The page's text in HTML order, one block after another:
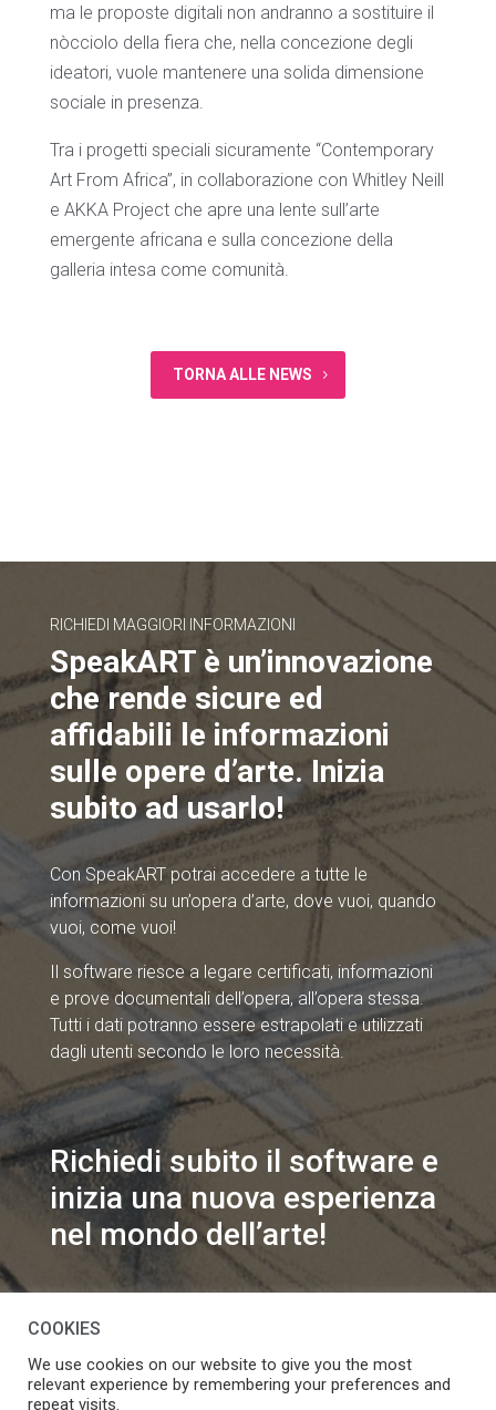
ma le proposte digitali non andranno a sostituire il
nòcciolo della fiera che, nella concezione degli
ideatori, vuole mantenere una solida dimensione
sociale in presenza.
Tra i progetti speciali sicuramente “Contemporary
Art From Africa”, in collaborazione con Whitley Neill
e AKKA Project che apre una lente sull’arte
emergente africana e sulla concezione della
galleria intesa come comunità.
TORNA ALLE NEWS
RICHIEDI MAGGIORI INFORMAZIONI
SpeakART è un’innovazione
che rende sicure ed
affidabili le informazioni
sulle opere d’arte. Inizia
subito ad usarlo!
Con SpeakART potrai accedere a tutte le
informazioni su un’opera d’arte, dove vuoi, quando
vuoi, come vuoi!
Il software riesce a legare certificati, informazioni
e prove documentali dell’opera, all’opera stessa.
Tutti i dati potranno essere estrapolati e utilizzati
dagli utenti secondo le loro necessità.
Richiedi subito il software e
inizia una nuova esperienza
nel mondo dell’arte!
COOKIES
We use cookies on our website to give you the most
relevant experience by remembering your preferences and
repeat visits.